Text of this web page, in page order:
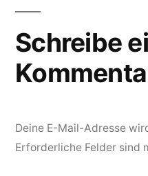
Schreibe
Deine E-Mail-Adresse
Erforderliche Felder sind